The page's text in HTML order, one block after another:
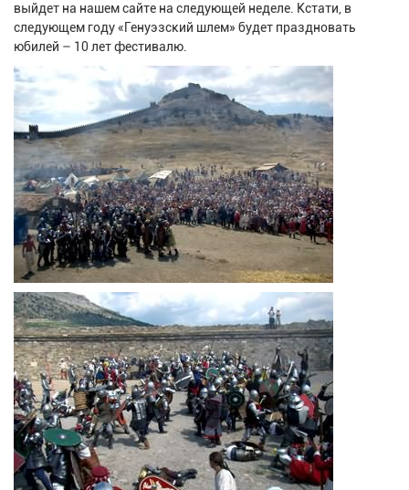
выйдет на нашем сайте на следующей неделе. Кстати, в
следующем году «Генуэзский шлем» будет праздновать
юбилей – 10 лет фестивалю.